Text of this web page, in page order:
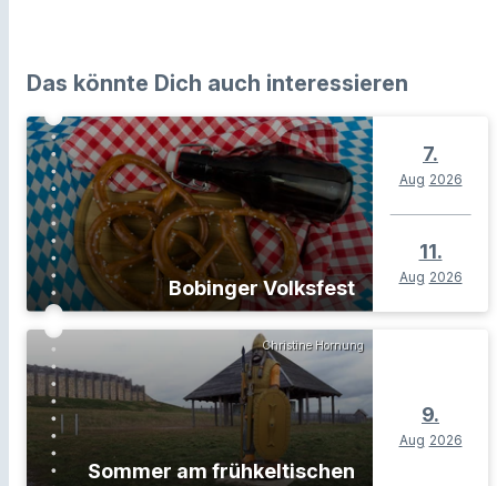
Das könnte Dich auch interessieren
Bobinger Volksfest
7.
Aug 2026
11.
Aug 2026
Christine Hornung
Sommer am frühkeltischen
9.
Aug 2026